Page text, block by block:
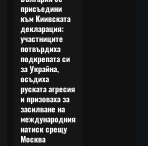
присъедини
към Киивската
декларация:
участниците
потвърдиха
подкрепата си
за Украйна,
осъдиха
руската агресия
и призоваха за
засилване на
международния
натиск срещу
Москва